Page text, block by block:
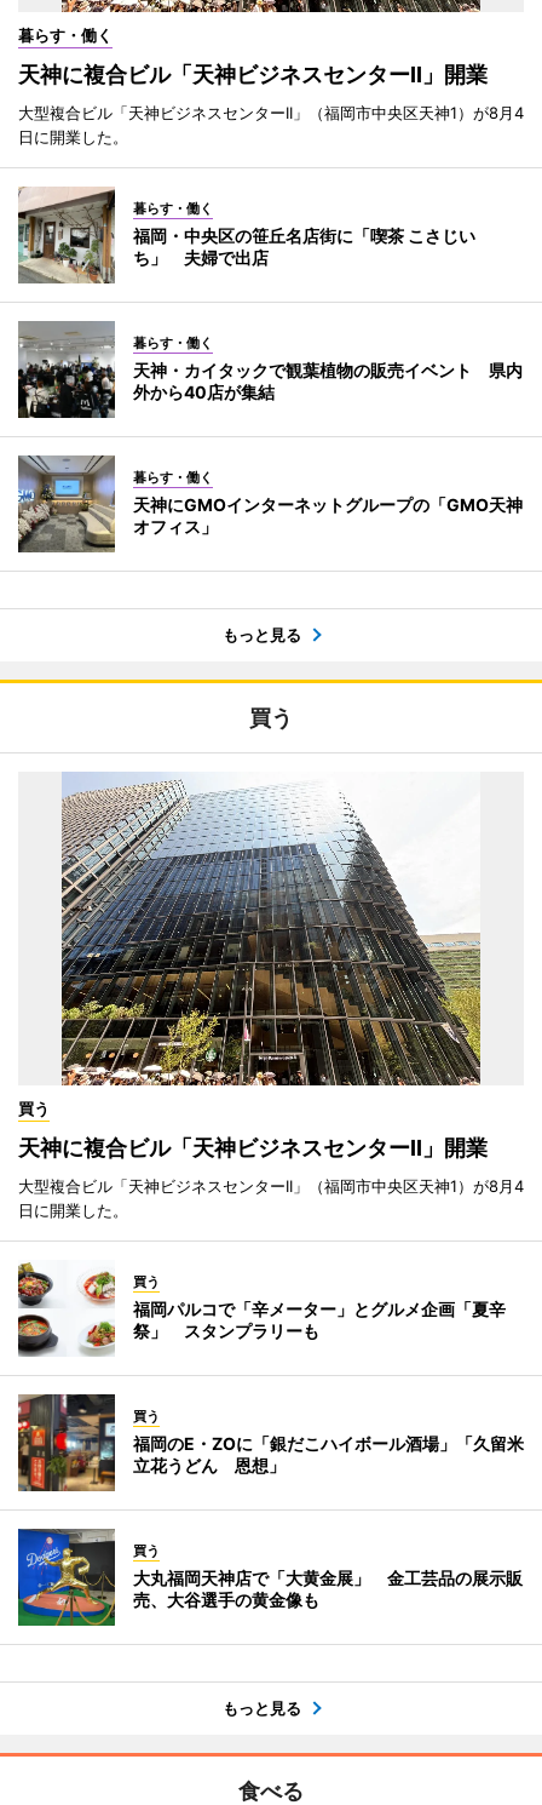
暮らす・働く
天神に複合ビル「天神ビジネスセンターII」開業
大型複合ビル「天神ビジネスセンターII」（福岡市中央区天神1）が8月4
日に開業した。
暮らす・働く
福岡・中央区の笹丘名店街に「喫茶 こさじい
ち」 夫婦で出店
暮らす・働く
天神・カイタックで観葉植物の販売イベント 県内
外から40店が集結
暮らす・働く
天神にGMOインターネットグループの「GMO天神
オフィス」
もっと見る
買う
買う
天神に複合ビル「天神ビジネスセンターII」開業
大型複合ビル「天神ビジネスセンターII」（福岡市中央区天神1）が8月4
日に開業した。
買う
福岡パルコで「辛メーター」とグルメ企画「夏辛
祭」 スタンプラリーも
買う
福岡のE・ZOに「銀だこハイボール酒場」「久留米
立花うどん 恩想」
買う
大丸福岡天神店で「大黄金展」 金工芸品の展示販
売、大谷選手の黄金像も
もっと見る
食べる